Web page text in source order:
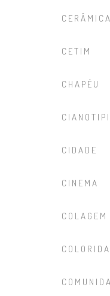
CETIM
CHAPÉU
CIDADE
CINEMA
COLAGEM
COLORIDA